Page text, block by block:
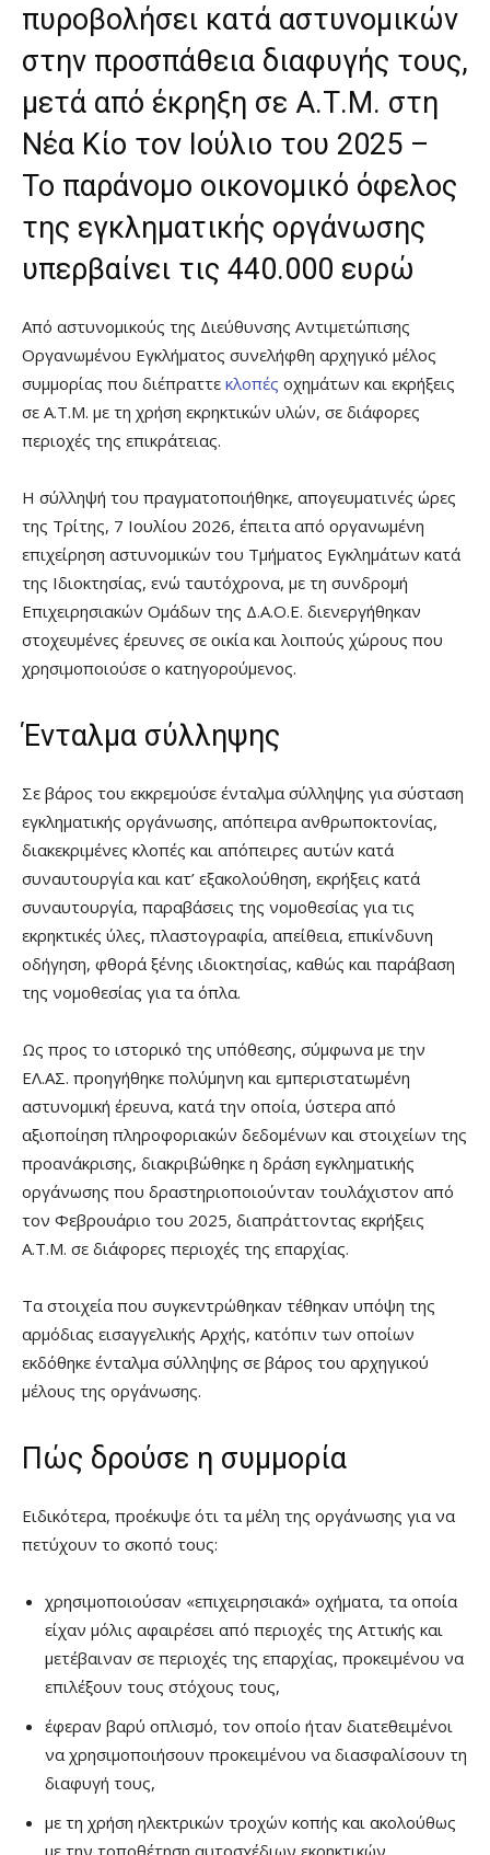
πυροβολήσει κατά αστυνομικών
στην προσπάθεια διαφυγής τους,
μετά από έκρηξη σε Α.Τ.Μ. στη
Νέα Κίο τον Ιούλιο του 2025 –
Το παράνομο οικονομικό όφελος
της εγκληματικής οργάνωσης
υπερβαίνει τις 440.000 ευρώ
Από αστυνομικούς της Διεύθυνσης Αντιμετώπισης
Οργανωμένου Εγκλήματος συνελήφθη αρχηγικό μέλος
συμμορίας που διέπραττε κλοπές οχημάτων και εκρήξεις
σε Α.Τ.Μ. με τη χρήση εκρηκτικών υλών, σε διάφορες
περιοχές της επικράτειας.
Η σύλληψή του πραγματοποιήθηκε, απογευματινές ώρες
της Τρίτης, 7 Ιουλίου 2026, έπειτα από οργανωμένη
επιχείρηση αστυνομικών του Τμήματος Εγκλημάτων κατά
της Ιδιοκτησίας, ενώ ταυτόχρονα, με τη συνδρομή
Επιχειρησιακών Ομάδων της Δ.Α.Ο.Ε. διενεργήθηκαν
στοχευμένες έρευνες σε οικία και λοιπούς χώρους που
χρησιμοποιούσε ο κατηγορούμενος.
Ένταλμα σύλληψης
Σε βάρος του εκκρεμούσε ένταλμα σύλληψης για σύσταση
εγκληματικής οργάνωσης, απόπειρα ανθρωποκτονίας,
διακεκριμένες κλοπές και απόπειρες αυτών κατά
συναυτουργία και κατ’ εξακολούθηση, εκρήξεις κατά
συναυτουργία, παραβάσεις της νομοθεσίας για τις
εκρηκτικές ύλες, πλαστογραφία, απείθεια, επικίνδυνη
οδήγηση, φθορά ξένης ιδιοκτησίας, καθώς και παράβαση
της νομοθεσίας για τα όπλα.
Ως προς το ιστορικό της υπόθεσης, σύμφωνα με την
ΕΛ.ΑΣ. προηγήθηκε πολύμηνη και εμπεριστατωμένη
αστυνομική έρευνα, κατά την οποία, ύστερα από
αξιοποίηση πληροφοριακών δεδομένων και στοιχείων της
προανάκρισης, διακριβώθηκε η δράση εγκληματικής
οργάνωσης που δραστηριοποιούνταν τουλάχιστον από
τον Φεβρουάριο του 2025, διαπράττοντας εκρήξεις
Α.Τ.Μ. σε διάφορες περιοχές της επαρχίας.
Τα στοιχεία που συγκεντρώθηκαν τέθηκαν υπόψη της
αρμόδιας εισαγγελικής Αρχής, κατόπιν των οποίων
εκδόθηκε ένταλμα σύλληψης σε βάρος του αρχηγικού
μέλους της οργάνωσης.
Πώς δρούσε η συμμορία
Ειδικότερα, προέκυψε ότι τα μέλη της οργάνωσης για να
πετύχουν το σκοπό τους:
χρησιμοποιούσαν «επιχειρησιακά» οχήματα, τα οποία
είχαν μόλις αφαιρέσει από περιοχές της Αττικής και
μετέβαιναν σε περιοχές της επαρχίας, προκειμένου να
επιλέξουν τους στόχους τους,
έφεραν βαρύ οπλισμό, τον οποίο ήταν διατεθειμένοι
να χρησιμοποιήσουν προκειμένου να διασφαλίσουν τη
διαφυγή τους,
με τη χρήση ηλεκτρικών τροχών κοπής και ακολούθως
με την τοποθέτηση αυτοσχέδιων εκρηκτικών